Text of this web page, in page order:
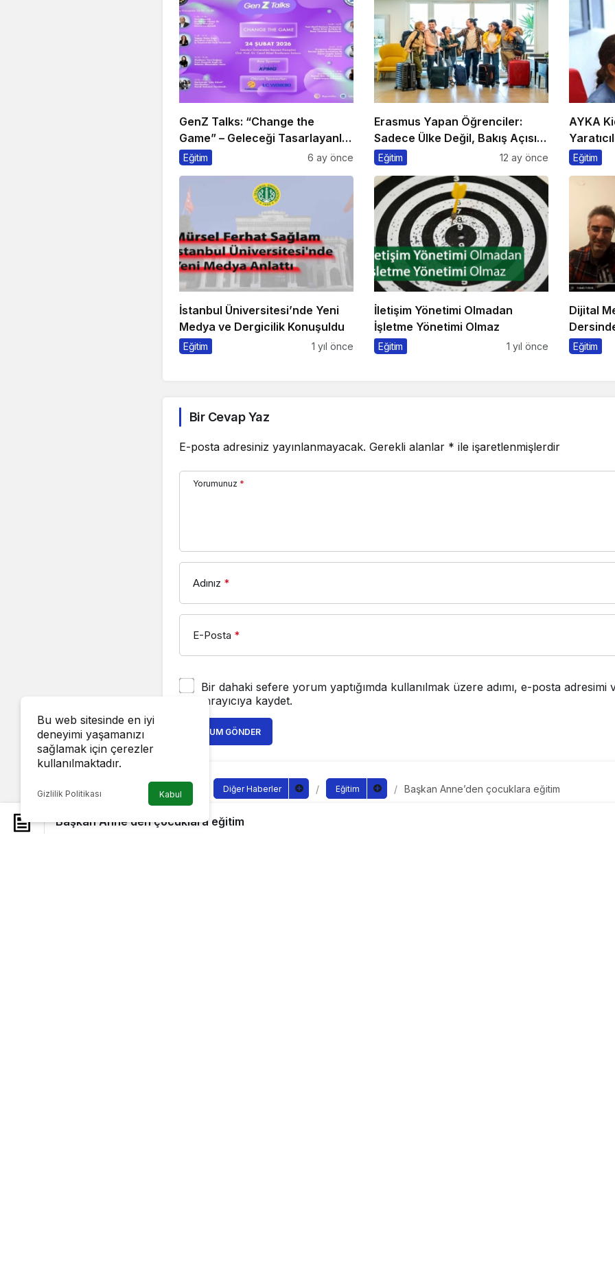
GenZ Talks: “Change the
Game” – Geleceği Tasarlayanlar
Sahne Alıyor!
Eğitim 6 ay önce
Erasmus Yapan Öğrenciler:
Sadece Ülke Değil, Bakış Açısı
da Değişiyor
Eğitim 12 ay önce
AYKA
Bir
Eğitim
İstanbul Üniversitesi’nde Yeni
Medya ve Dergicilik Konuşuldu
Eğitim 1 yıl önce
İletişim Yönetimi Olmadan
İşletme Yönetimi Olmaz
Eğitim 1 yıl önce
Dijital
Eğitim
Bir Cevap Yaz
E-posta adresiniz yayınlanmayacak. Gerekli alanlar * ile işaretlenmişlerdir
Yorumunuz *
Adınız *
E-Posta *
Bir dahaki sefere yorum yaptığımda kullanılmak üzere adımı, e-posta
tarayıcıya kaydet.
YORUM GÖNDER
Diğer Haberler Eğitim Başkan Anne’den çocuklara eğitim
Başkan Anne’den çocuklara eğitim
Başkan Anne’den çocuklara eğitim
Bu web sitesinde en iyi
deneyimi yaşamanızı
sağlamak için çerezler
kullanılmaktadır.
Gizlilik Politikası Kabul